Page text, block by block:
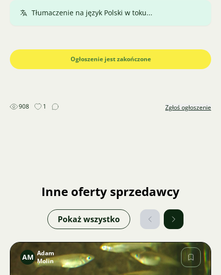
Przetłumaczono. Pokaż oryginał
Ogłoszenie jest zakończone
908 1 Zgłoś ogłoszenie
Inne oferty sprzedawcy
Pokaż wszystko
AM Adam
Molin